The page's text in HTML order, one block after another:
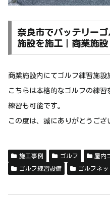
奈良市でバッテリー
施設を施工｜商業施
商業施設内にてゴルフ練習施設
こちらは本格的なゴルフの練
練習も可能です。
この度は、誠にありがとうござ
施工事例 ゴルフ 屋内
ゴルフ練習設備 ゴルフネッ